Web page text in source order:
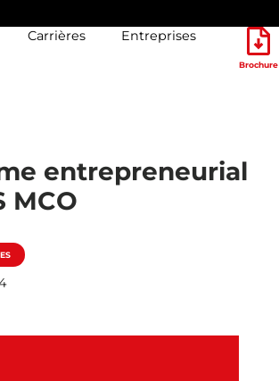
Carrières Entreprises
Brochure
entrepreneurial
MCO